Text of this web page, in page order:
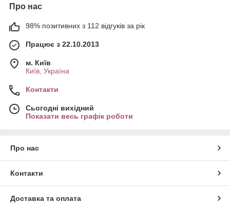
Про нас
98% позитивних з 112 відгуків за рік
Працює з 22.10.2013
м. Київ
Київ, Україна
Контакти
Сьогодні вихідний
Показати весь графік роботи
Про нас
Контакти
Доставка та оплата